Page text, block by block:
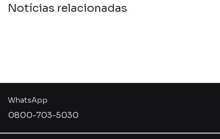
Notícias relacionadas
WhatsApp
0800-703-5030